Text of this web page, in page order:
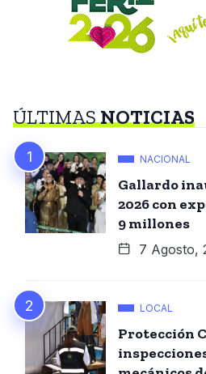
ÚLTIMASNOTICIAS
NACIONAL
Gallardo
2026 con
9 millones
7 Agosto,
LOCAL
Protección